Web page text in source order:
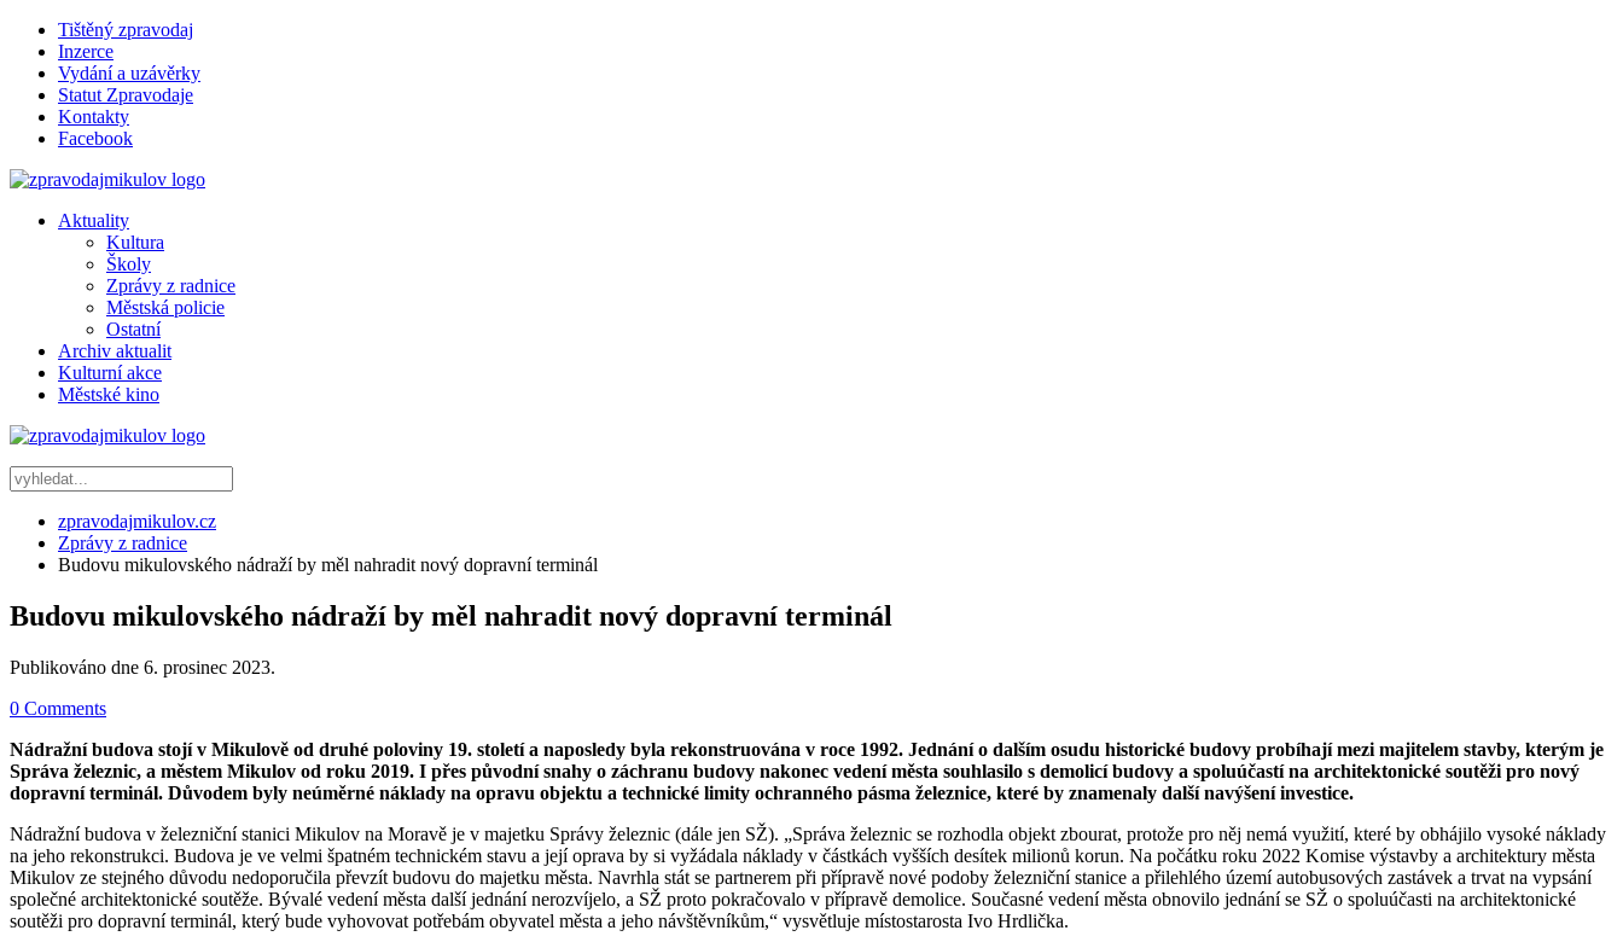
Tištěný zpravodaj
Inzerce
Vydání a uzávěrky
Statut Zpravodaje
Kontakty
Facebook
Aktuality
Kultura
Školy
Zprávy z radnice
Městská policie
Ostatní
Archiv aktualit
Kulturní akce
Městské kino
zpravodajmikulov.cz
Zprávy z radnice
Budovu mikulovského nádraží by měl nahradit nový dopravní terminál
Budovu mikulovského nádraží by měl nahradit nový dopravní terminál
Publikováno dne 6. prosinec 2023.
0 Comments
Nádražní budova stojí v Mikulově od druhé poloviny 19. století a naposledy byla rekonstruována v roce 1992. Jednání o dalším osudu historické budovy probíhají mezi majitelem stavby, kterým je
Správa železnic, a městem Mikulov od roku 2019. I přes původní snahy o záchranu budovy nakonec vedení města souhlasilo s demolicí budovy a spoluúčastí na architektonické soutěži pro nový
dopravní terminál. Důvodem byly neúměrné náklady na opravu objektu a technické limity ochranného pásma železnice, které by znamenaly další navýšení investice.
Nádražní budova v železniční stanici Mikulov na Moravě je v majetku Správy železnic (dále jen SŽ). „Správa železnic se rozhodla objekt zbourat, protože pro něj nemá využití, které by obhájilo vysoké náklady
na jeho rekonstrukci. Budova je ve velmi špatném technickém stavu a její oprava by si vyžádala náklady v částkách vyšších desítek milionů korun. Na počátku roku 2022 Komise výstavby a architektury města
Mikulov ze stejného důvodu nedoporučila převzít budovu do majetku města. Navrhla stát se partnerem při přípravě nové podoby železniční stanice a přilehlého území autobusových zastávek a trvat na vypsání
společné architektonické soutěže. Bývalé vedení města další jednání nerozvíjelo, a SŽ proto pokračovalo v přípravě demolice. Současné vedení města obnovilo jednání se SŽ o spoluúčasti na architektonické
soutěži pro dopravní terminál, který bude vyhovovat potřebám obyvatel města a jeho návštěvníkům,“ vysvětluje místostarosta Ivo Hrdlička.